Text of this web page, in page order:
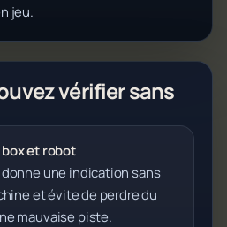
jeu.
vérifier sans
et robot
une indication sans
et évite de perdre du
mauvaise piste.